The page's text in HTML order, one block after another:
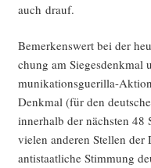
auch drauf.
Bemer­kens­wert bei der
chung am
mu­ni­ka­ti­ons­gue­ril­la-
Denk­mal (für den
inner­halb der nächs­ten 48
vie­len ande­ren Stel­len
anti­staat­li­che Stim­mung